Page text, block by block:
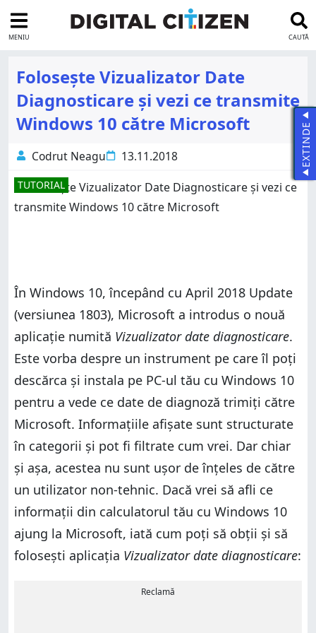
MENIU CAUTĂ
Folosește Vizualizator Date
Diagnosticare și vezi ce transmite
Windows 10 către Microsoft
Codrut Neagu 13.11.2018
TUTORIAL
În Windows 10, începând cu April 2018 Update
(versiunea 1803), Microsoft a introdus o nouă
aplicație numită Vizualizator date diagnosticare.
Este vorba despre un instrument pe care îl poți
descărca și instala pe PC-ul tău cu Windows 10
pentru a vede ce date de diagnoză trimiți către
Microsoft. Informațiile afișate sunt structurate
în categorii și pot fi filtrate cum vrei. Dar chiar
și așa, acestea nu sunt ușor de înțeles de către
un utilizator non-tehnic. Dacă vrei să afli ce
informații din calculatorul tău cu Windows 10
ajung la Microsoft, iată cum poți să obții și să
folosești aplicația Vizualizator date diagnosticare:
Reclamă
EXTINDE